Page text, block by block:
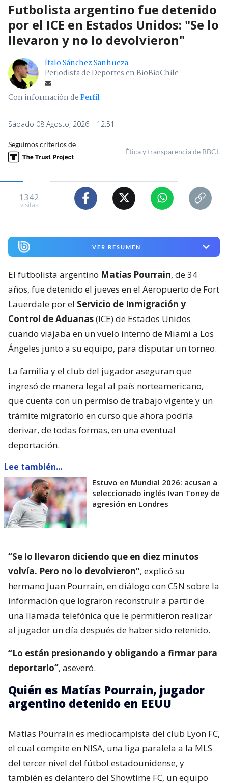
Futbolista argentino fue detenido
por el ICE en Estados Unidos: "Se lo
llevaron y no lo devolvieron"
Ítalo Sánchez Sanhueza
Periodista de Deportes en BioBioChile
Con información dePerfil
Sábado 08 Agosto, 2026 | 12:51
Seguimos criterios de
Ética y transparencia de BBCL
1342
visitas
VER RESUMEN
El futbolista argentino Matías Pourrain, de 34
años, fue detenido el jueves en el Aeropuerto de Fort
Lauerdale por el Servicio de Inmigración y
Control de Aduanas(ICE) de Estados Unidos
cuando viajaba en un vuelo interno de Miami a Los
Ángeles junto a su equipo, para disputar un torneo.
La familia y el club del jugador aseguran que
ingresó de manera legal al país norteamericano,
que cuenta con un permiso de trabajo vigente y un
trámite migratorio en curso que ahora podría
derivar, de todas formas, en una eventual
deportación.
Lee también...
Estuvo en Mundial 2026: acusan a
seleccionado inglés Ivan Toney de
agresión en Londres
“Se lo llevaron diciendo que en diez minutos
volvía. Pero no lo devolvieron”, explicó su
hermano Juan Pourrain, en diálogo con C5N sobre la
información que lograron reconstruir a partir de
una llamada telefónica que le permitieron realizar
al jugador un día después de haber sido retenido.
“Lo están presionando y obligando a firmar para
deportarlo”, aseveró.
Quién es Matías Pourrain, jugador
argentino detenido en EEUU
Matías Pourrain es mediocampista del club Lyon FC,
el cual compite en NISA, una liga paralela a la MLS
del tercer nivel del fútbol estadounidense, y
también es delantero del Showtime FC, un equipo